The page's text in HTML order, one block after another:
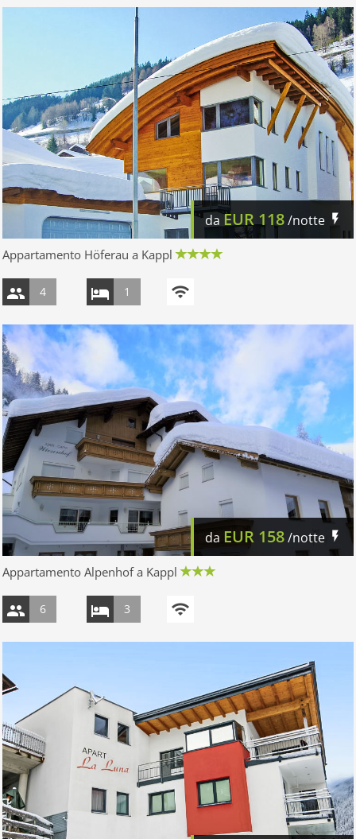
da EUR 118/notte
Appartamento Höferau a Kappl
4 1
da EUR 158/notte
Appartamento Alpenhof a Kappl
6 3